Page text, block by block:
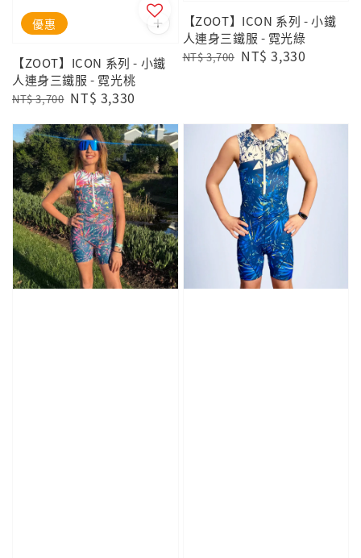
優惠
【ZOOT】ICON 系列 - 小鐵
人連身三鐵服 - 霓光桃
Regular
NT$ 3,700 Sale
NT$ 3,330
【ZOOT】ICON 系列 - 小鐵
人連身三鐵服 - 霓光綠
Regular
NT$ 3,700 Sale
NT$ 3,330